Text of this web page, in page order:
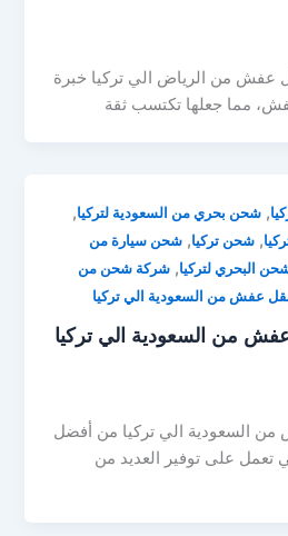
من الرياض الي تركيا خبرة
مما جعلها تكتسب ثقة
,شحن بحري من السعودية لتركيا,
,شحن تركيا,شحن سيارة من
البحري لتركيا,شركة شحن من
عفش من السعودية الي تركيا
من السعودية الي تركيا
السعودية الي تركيا من أفضل
تعمل على توفير العديد من